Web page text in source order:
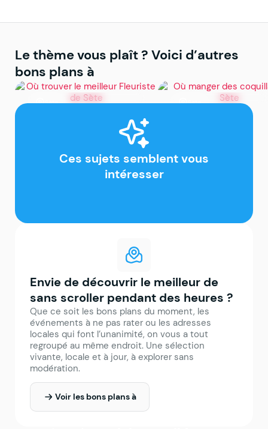
Le thème vous plaît ? Voici d’autres
bons plans à
Sète Sète
Ces sujets semblent vous
intéresser
Envie de découvrir le meilleur de
sans scroller pendant des heures ?
Que ce soit les bons plans du moment, les
événements à ne pas rater ou les adresses
locales qui font l’unanimité, on vous a tout
regroupé au même endroit. Une sélection
vivante, locale et à jour, à explorer sans
modération.
Voir les bons plans à